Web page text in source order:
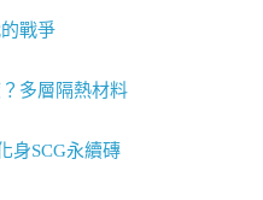
戰爭
多層隔熱材料
身SCG永續磚